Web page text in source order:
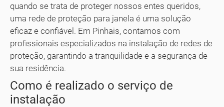
quando se trata de proteger nossos entes queridos,
uma rede de proteção para janela é uma solução
eficaz e confiável. Em Pinhais, contamos com
profissionais especializados na instalação de redes de
proteção, garantindo a tranquilidade e a segurança de
sua residência.
Como é realizado o serviço de
instalação